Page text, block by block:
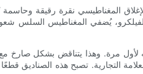
المغناطيسي نقرة رقيقة
يُضفي المغناطيس السلس
لأول مرة. وهذا يتناقض بشكل صارخ
التجارية. تصبح هذه الصناديق